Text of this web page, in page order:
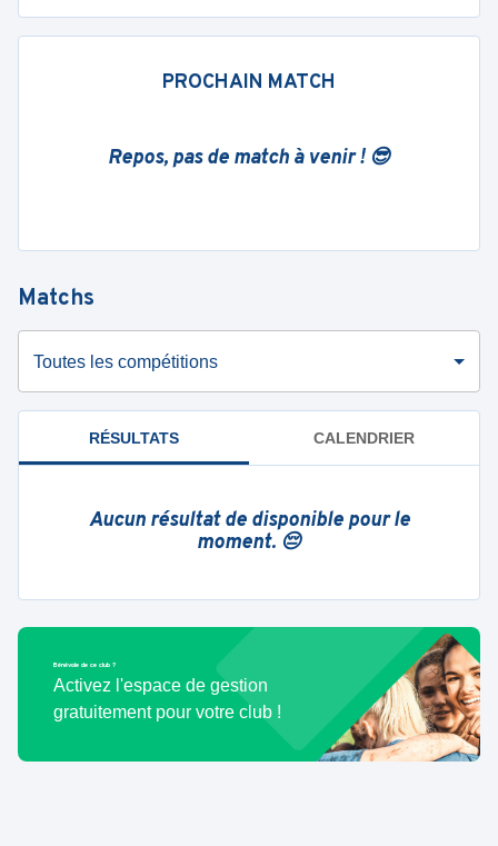
PROCHAIN MATCH
Repos, pas de match à venir ! 😎
Matchs
Toutes les compétitions
RÉSULTATS CALENDRIER
Aucun résultat de disponible pour le
moment. 😔
Bénévole de ce club ?
Activez l'espace de gestion
gratuitement pour votre club !